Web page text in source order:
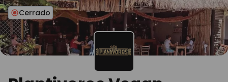
Cerrado